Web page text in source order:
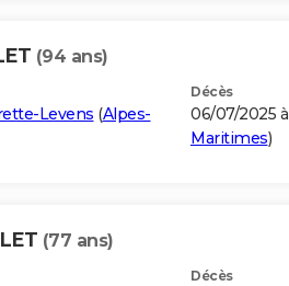
(94 ans)
Levens (Alpes-
Décès
06/07/2025 à
Maritimes)
(77 ans)
Décès